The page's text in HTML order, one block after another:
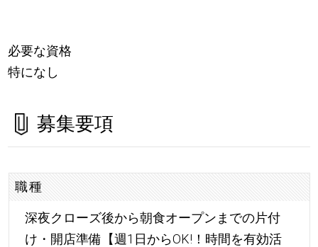
必要な資格
特になし
募集要項
職種
深夜クローズ後から朝食オープンまでの片付
け・開店準備【週1日からOK!！時間を有効活